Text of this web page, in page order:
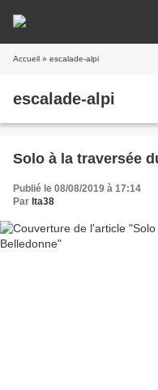
Accueil » escalade-alpi
escalade-alpi
Solo à la traversée
Publié le 08/08/2019 à 17:14
Par lta38